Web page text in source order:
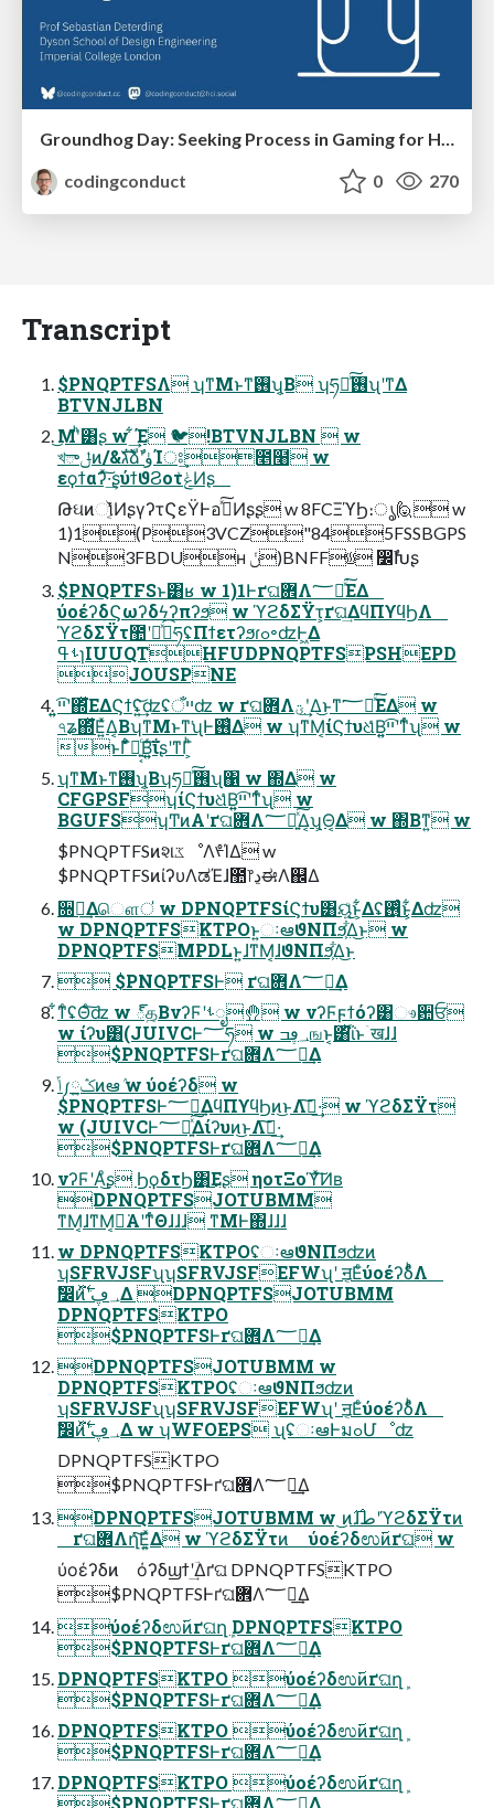
Groundhog Day: Seeking Process in Gaming for Health
codingconduct
0 270
Transcript
$PNQPTFSΛ ʮͳΜͱͳ͘࢖͏ʯ͔Β ʮཧղͯ͠࢖͏ʯʹͳΔ
BTVNJLBN
͜Μʹͪ͸ʂ w ͋͢Έ 🐦!BTVNJLBN  w
খాݪͷ/&גࣜձࣾʹۈΊਃ͢೥໨ w
εϙϯαʔͯ͠·͢ʂύϯϑϨοτݟͯͶʂ
Թઘͷૉ͔ͭͬͯͶʂγʔτϚεΫͰอ࣪ͯ͠Ͷʂʂ w 8FCΞϓϦ։ൃ🙋 w
1)1(P3VCZ"845FSSBGPS
N3FBDUʜ ݩ)BNFF♨ ෼ࣾԽʂ
$PNQPTFSͱ͸ʁ w 1)1Ͱґଘؔ܎Λ؅ཧͯ͘͠ΕΔ
ύοέʔδϚωʔδϟʔπʔϧ w ϓϩδΣΫτ͕ґଘ͢ΔϥΠϒϥϦΛ
ϓϩδΣΫτ಺ʹดͯ͡؅ཧʢΠϯετʔϧɾߋ৽ʣͰ͖Δ
ࢀߟɿIUUQTHFUDPNQPTFSPSHEPD
JOUSPNE
৭ʑ΍ͬͯ͘Ε͍ͯΔ͔ΒʮͳΜͱͳ͘ʯͰ࢖͑Δ w ʮͳΜ͔ίϚϯυଧͬͨΒ͍͍ײ͡ʹͳͬͨʯ w
ͱΓ͋͑ͣಈ͍͔ͨΒ͍͍ͬ͠ΐʂʹͳΓ͕ͪ
ʮͳΜͱͳ͘࢖͏ʯ͔Βʮཧղͯ͠࢖͏ʯ΁ w ΍Δ w
CFGPSFʮίϚϯυଧͬͨΒ͍͍ײ͡ʹͳͬͨʯ w
BGUFSʮͲͷΑ͏ʹґଘؔ܎Λ؅ཧ͍ͯ͠Δ͔ʯ͕Θ͔Δ w ΍Βͳ͍ w
$PNQPTFSͷશػೳΛᢞΊΔ w
$PNQPTFSͷίʔυΛಡΈɺ಺෦ڍಈΛ஌Δ
૝ఆ͢Δௌऺ w DPNQPTFSίϚϯυ͸ୟ͍ͨ͜ͱ͕͋Δʢ࢖ͬͨ͜ͱ͕͋Δʣ
w DPNQPTFSKTPOͱ͍͏ઃఆϑΝΠϧ͕͋Δ͜ͱ w
DPNQPTFSMPDLͱ͍͏ɺͳΜ͔ɺϑΝΠϧ͕͋Δ͜ͱ
 $PNQPTFSͰ ґଘؔ܎Λ؅ཧ͢Δ
͋ͳͨʢΘͨ͠ʣ w ్த͔ΒνʔϜʹࢀೖ🤚 w νʔϜϝϯόʔ͸ෳ਺ਓ
w ίʔυ͸(JUIVCͰ؅ཧ w ؀ڥߏஙͱ͔͸ͪΐͬͱۤखɺɺ
$PNQPTFSͰґଘؔ܎Λ؅ཧ͢Δ
ݴ༿ݣ͍ͷఆٛ w ύοέʔδ w
$PNQPTFSͰ؅ཧ͢ΔϥΠϒϥϦͷ͜ͱΛࢦ͠·͢ w ϓϩδΣΫτ
w (JUIVCͰ؅ཧ͍ͯ͠Δίʔυͷ͜ͱΛࢦ͠·͢
$PNQPTFSͰґଘؔ܎Λ؅ཧ͢Δ
νʔϜʹΑ͏ͦ͜ʂ ϦϙδτϦ͸͜Εʂ ηοτΞοϓͯ͠Ͷʙ
DPNQPTFSJOTUBMM
ͳΜ͔ɺͳΜ͔ಈ͘Α͏ʹͳͬͨΘɺɺɺ ͳΜͰ΍ɺɺɺ
w DPNQPTFSKTPOʢઃఆϑΝΠϧʣͷ
ʮSFRVJSFʯʮSFRVJSFEFWʯʹ ॻ͔ΕͨύοέʔδͨͪΛ
ࣗ෼ͷ؀ڥʹ࣋ͬͯ͘Δ DPNQPTFSJOTUBMM
DPNQPTFSKTPO
$PNQPTFSͰґଘؔ܎Λ؅ཧ͢Δ
DPNQPTFSJOTUBMM w
DPNQPTFSKTPOʢઃఆϑΝΠϧʣͷ
ʮSFRVJSFʯʮSFRVJSFEFWʯʹ ॻ͔ΕͨύοέʔδͨͪΛ
ࣗ෼ͷ؀ڥʹ࣋ͬͯ͘Δ w ʮWFOEPS ʯʢઃఆͰมߋՄೳʣ
DPNQPTFSKTPO
$PNQPTFSͰґଘؔ܎Λ؅ཧ͢Δ
DPNQPTFSJOTUBMM w ͜ͷ࣌ɺطʹϓϩδΣΫτͷ
ґଘؔ܎Λղܾͯ͘͠Ε͍ͯΔ w ϓϩδΣΫτͷ ύοέʔδಉ࢜ͷґଘ w
ύοέʔδͷ όʔδϣϯʹؔ͢Δґଘ DPNQPTFSKTPO
$PNQPTFSͰґଘؔ܎Λ؅ཧ͢Δ
ύοέʔδಉ࢜ͷґଘղܾ DPNQPTFSKTPO
$PNQPTFSͰґଘؔ܎Λ؅ཧ͢Δ
DPNQPTFSKTPO ύοέʔδಉ࢜ͷґଘղܾ
$PNQPTFSͰґଘؔ܎Λ؅ཧ͢Δ
DPNQPTFSKTPO ύοέʔδಉ࢜ͷґଘղܾ
$PNQPTFSͰґଘؔ܎Λ؅ཧ͢Δ
DPNQPTFSKTPO ύοέʔδಉ࢜ͷґଘղܾ
$PNQPTFSͰґଘؔ܎Λ؅ཧ͢Δ